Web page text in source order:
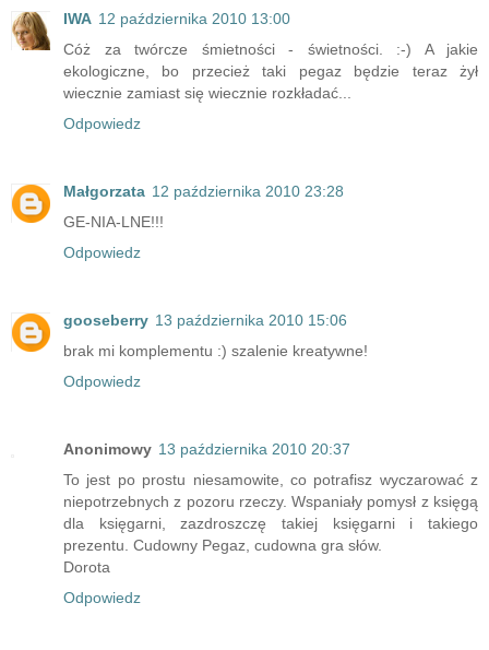
IWA 12 października 2010 13:00
Cóż za twórcze śmietności - świetności. :-) A jakie
ekologiczne, bo przecież taki pegaz będzie teraz żył
wiecznie zamiast się wiecznie rozkładać...
Odpowiedz
Małgorzata 12 października 2010 23:28
GE-NIA-LNE!!!
Odpowiedz
gooseberry 13 października 2010 15:06
brak mi komplementu :) szalenie kreatywne!
Odpowiedz
Anonimowy 13 października 2010 20:37
To jest po prostu niesamowite, co potrafisz wyczarować z
niepotrzebnych z pozoru rzeczy. Wspaniały pomysł z księgą
dla księgarni, zazdroszczę takiej księgarni i takiego
prezentu. Cudowny Pegaz, cudowna gra słów.
Dorota
Odpowiedz